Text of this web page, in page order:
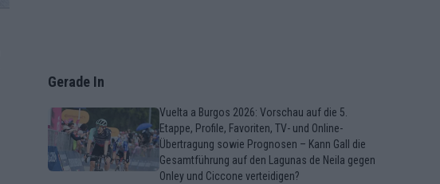
Gerade In
Vuelta a Burgos 2026: Vorschau auf die 5.
Etappe, Profile, Favoriten, TV- und Online-
Übertragung sowie Prognosen – Kann Gall die
Gesamtführung auf den Lagunas de Neila gegen
Onley und Ciccone verteidigen?